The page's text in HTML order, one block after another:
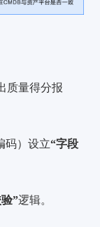
质量得分报
码）设立“字段
”逻辑。